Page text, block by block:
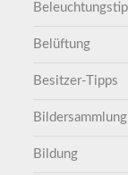
Belüftung
Besitzer-Tipps
Bildersammlung
Bildung